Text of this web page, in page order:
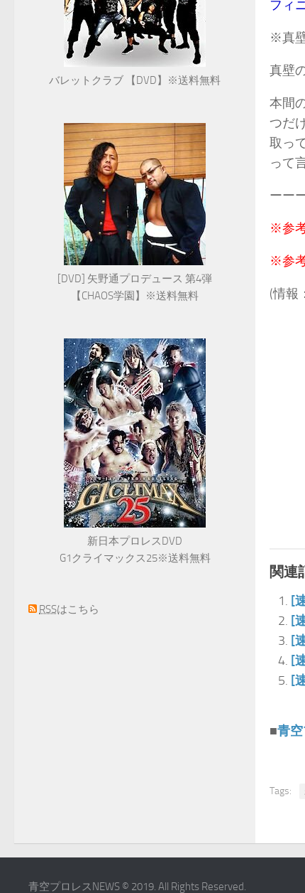
フィ
※真
真壁
本間
つだ
取っ
って
ーー
※参
※参
(情報：
関連
[
[
[
[
[
■青
Tags:
バレットクラブ 【DVD】※送料無料
[DVD] 矢野通プロデュース 第4弾
【CHAOS学園】※送料無料
新日本プロレスDVD
G1クライマックス25※送料無料
RSSはこちら
青空プロレスNEWS © 2019. All Rights Reserved.